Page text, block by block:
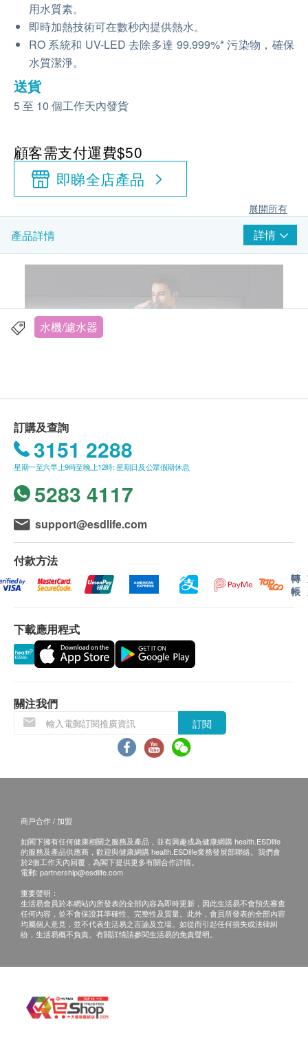
用水質素。
即時加熱技術可在數秒內提供熱水。
RO 系統和 UV-LED 去除多達 99.999%* 污染物，確保
水質潔淨。
送貨
5 至 10 個工作天內發貨
顧客需支付運費$50
即睇全店產品
展開所有
產品詳情 詳情
水機/濾水器
訂購及查詢
3151 2288
星期一至六早上9時至晚上12時; 星期日及公眾假期休息
5283 4117
support@esdlife.com
付款方法
轉
帳
下載應用程式
關注我們
訂閱
商戶合作 / 加盟
如閣下擁有任何健康相關之服務及產品，並有興趣成為健康網購 health.ESDlife
的服務及產品供應商，歡迎與健康網購 health.ESDlife業務發展部聯絡。我們會
於2個工作天內回覆，為閣下提供更多有關合作詳情。
電郵: partnership@esdlife.com
重要聲明：
生活易會員於本網站內所發表的全部內容為即時更新，因此生活易不會預先審查
任何內容，並不會保證其準確性、完整性及質量。此外，會員所發表的全部內容
均屬個人意見，並不代表生活易之言論及立場。如從而引起任何損失或法律糾
紛，生活易概不負責。有關詳情請參閱生活易的免責聲明。